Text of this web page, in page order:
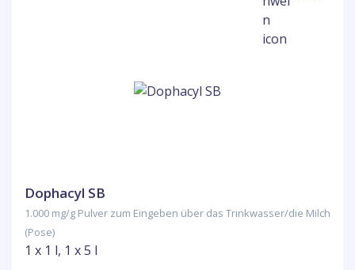
Dophacyl SB
1.000 mg/g Pulver zum Eingeben über das Trinkwasser/die Milch
(Pose)
1 x 1 l, 1 x 5 l